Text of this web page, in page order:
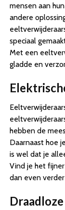
mensen aan
andere
speciaal
Met een
gladde en
hebben de
Daarnaast hoe
is wel dat je
Vind je het
dan even